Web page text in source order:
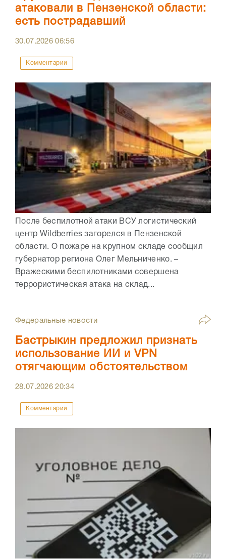
атаковали в Пензенской области:
есть пострадавший
30.07.202606:56
Комментарии
После беспилотной атаки ВСУ логистический
центр Wildberries загорелся в Пензенской
области. О пожаре на крупном складе сообщил
губернатор региона Олег Мельниченко. –
Вражескими беспилотниками совершена
террористическая атака на склад...
Федеральные новости
Бастрыкин предложил признать
использование ИИ и VPN
отягчающим обстоятельством
28.07.202620:34
Комментарии